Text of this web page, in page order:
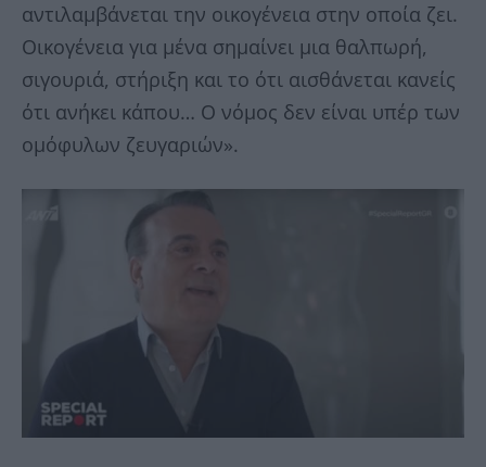
αντιλαμβάνεται την οικογένεια στην οποία ζει.
Οικογένεια για μένα σημαίνει μια θαλπωρή,
σιγουριά, στήριξη και το ότι αισθάνεται κανείς
ότι ανήκει κάπου… Ο νόμος δεν είναι υπέρ των
ομόφυλων ζευγαριών».